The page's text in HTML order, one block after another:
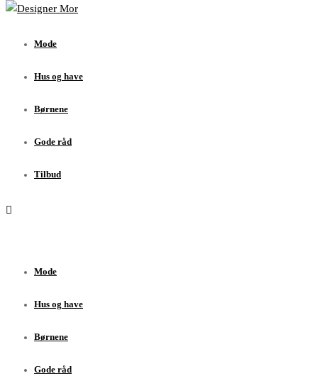
Mode
Hus og have
Børnene
Gode råd
Mode
Hus og have
Børnene
Gode råd
Tilbud